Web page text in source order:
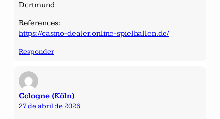
Dortmund
References:
https://casino-dealer.online-spielhallen.de/
Responder
Cologne (Köln)
27 de abril de 2026